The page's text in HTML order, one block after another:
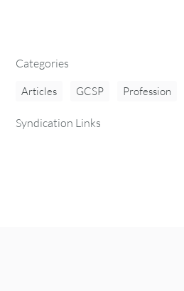
Categories
Articles GCSP Profession
Syndication Links